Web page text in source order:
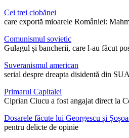
Cei trei ciobănei
care exportă mioarele României:
Comunismul sovietic
Gulagul și bancherii, care l-au făcut
Suveranismul american
serial despre dreapta disidentă din SUA
Primarul Capitalei
Ciprian Ciucu a fost angajat direct la
Dosarele făcute lui Georgescu și
pentru delicte de opinie